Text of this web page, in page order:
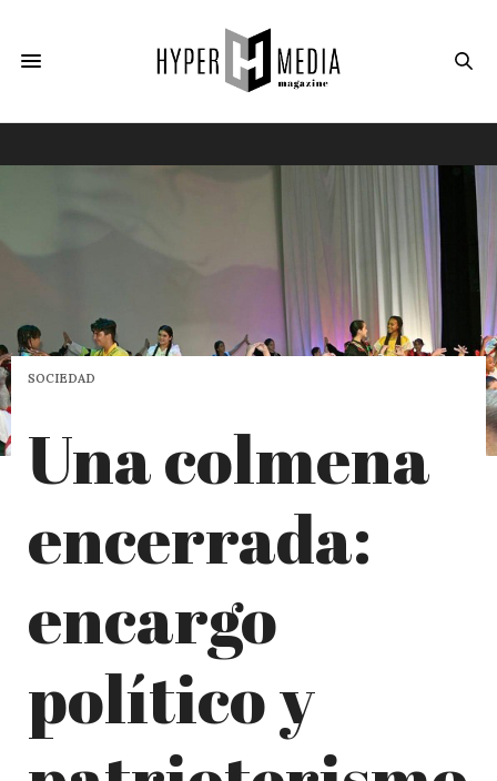
SOCIEDAD
Una colmena
encerrada:
encargo
político y